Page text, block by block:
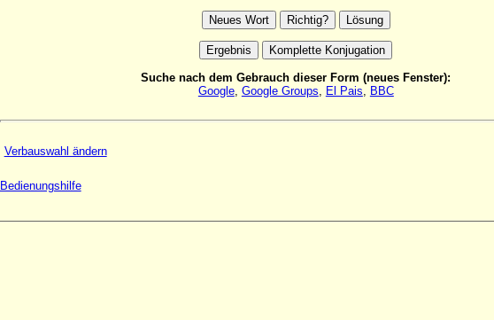
Suche nach dem Gebrauch dieser Form (neues Fenster):
Google, Google Groups, El Pais, BBC
Verbauswahl ändern
Bedienungshilfe